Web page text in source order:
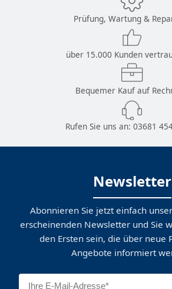
Prüfung, Wartung &
über 15.000 Kunden
Bequemer Kauf auf
Rufen Sie uns an: 03681
Newsletter
Abonnieren Sie jetzt einfach
erscheinenden Newsletter und Sie
den Ersten sein, die über neue
Angebote informiert